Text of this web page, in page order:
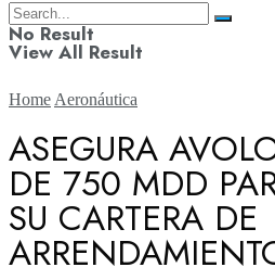
No Result
View All Result
Aerolíneas
Aeronáutica
Home Aeronáutica
ASEGURA
DE 750 MDD
SU CARTERA DE